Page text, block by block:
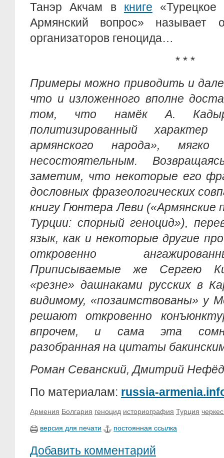
Танэр Акчам в книге
Армянский вопрос» называет
организаторов геноцида…
* * *
Примеры можно приводить и
что и изложенного вполне
том, что намёк А.
политизированный характер
армянского народа», мягко
несостоятельным.
заметим, что некоторые его
дословных фразеологических
книгу Гюнтера Леви («Армянские
Турции: спорный геноцид»),
язык, как и некоторые другие
откровенно
Приписываемые же Сергею
«резне» дашнаками русских в
видимому, «позаимствованы» у
решают откровенно
впрочем, и сама эта
разобранная на цитаты
Роман Севанский, Дмитрий
По материалам: russia-
Армения Болгария геноцид историография Турция
версия для печати постоянная ссылка
Добавить комментарий